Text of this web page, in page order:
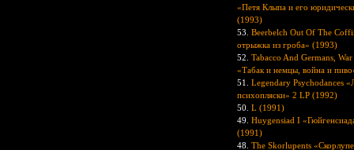
«Петя Клыпа и его
(1993)
53. Beerbelch Out Of The
отрыжка из гроба» (1993)
52. Tabacco And Germans,
«Табак и немцы, война и
51. Legendary Psychodances
психопляски» 2 LP (1992)
50. L (1991)
49. Huygensiad I
(1991)
48. The Skorlupents